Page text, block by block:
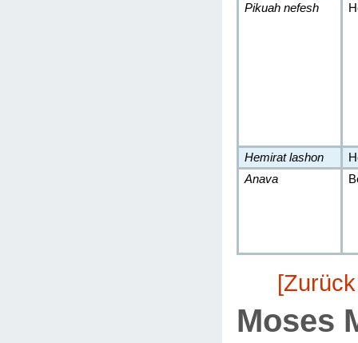
Pikuah nefesh
Hemirat lashon
Anava
Moses